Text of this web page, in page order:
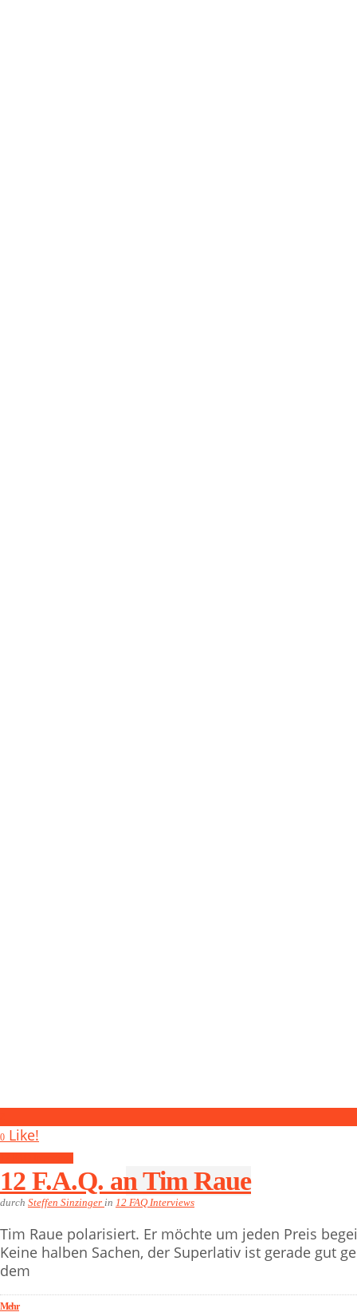
0 Like!
12 F.A.Q. an Tim Raue
durch Steffen Sinzinger in 12 FAQ Interviews
Tim Raue polarisiert. Er möchte um jeden Preis
Keine halben Sachen, der Superlativ ist gerade gut
dem
Mehr